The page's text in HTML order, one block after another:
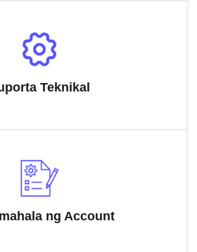
Teknikal
ng Account